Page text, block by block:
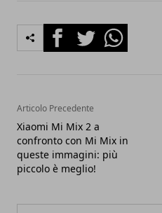
FacebookTwitterWhatsapp
Articolo Precedente
Xiaomi Mi Mix 2 a
confronto con Mi Mix in
queste immagini: più
piccolo è meglio!